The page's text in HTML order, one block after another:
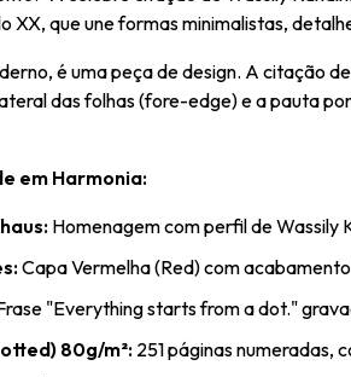
XX, que une formas minimalistas,
é uma peça de design. A citação
das folhas (fore-edge) e a pauta
em Harmonia:
Homenagem com perfil de Wassily
Capa Vermelha (Red) com
"Everything starts from a dot."
80g/m²: 251 páginas